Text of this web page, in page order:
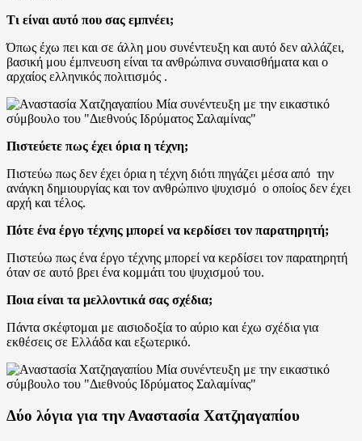
Τι είναι αυτό που σας εμπνέει;
Όπως έχω πει και σε άλλη μου συνέντευξη και αυτό δεν αλλάζει,
βασική μου έμπνευση είναι τα ανθρώπινα συναισθήματα και ο
αρχαίος ελληνικός πολιτισμός .
Πιστεύετε πως έχει όρια η τέχνη;
Πιστεύω πως δεν έχει όρια η τέχνη διότι πηγάζει μέσα από την
ανάγκη δημιουργίας και τον ανθρώπινο ψυχισμό ο οποίος δεν έχει
αρχή και τέλος.
Πότε ένα έργο τέχνης μπορεί να κερδίσει τον παρατηρητή;
Πιστεύω πως ένα έργο τέχνης μπορεί να κερδίσει τον παρατηρητή
όταν σε αυτό βρει ένα κομμάτι του ψυχισμού του.
Ποια είναι τα μελλοντικά σας σχέδια;
Πάντα σκέφτομαι με αισιοδοξία το αύριο και έχω σχέδια για
εκθέσεις σε Ελλάδα και εξωτερικό.
Δύο λόγια για την Αναστασία Χατζηαγαπίου